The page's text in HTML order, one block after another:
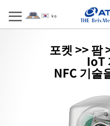
포켓 >> 팜
IoT
NFC 기술